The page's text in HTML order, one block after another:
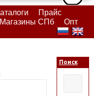
Прайс
Магазины СПб
Опт
Поиск